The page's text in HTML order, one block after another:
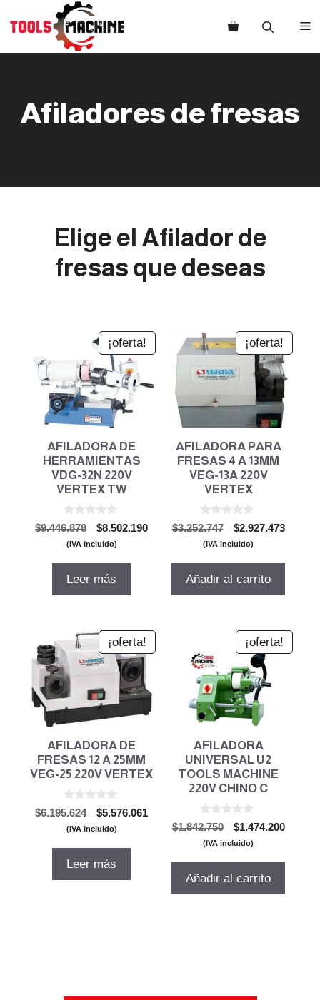
Afiladores de fresas
Elige el Afilador de
fresas que deseas
¡oferta!
AFILADORA DE
HERRAMIENTAS
VDG-32N 220V
VERTEX TW
0
d
e
$9.446.878
El
precio
era:
$8.502.190El
(IVA incluido)
Leer más
¡oferta!
AFILADORA PARA
FRESAS 4 A 13MM
VEG-13A 220V
VERTEX
0
d
e
$3.252.747
El
precio
$2.927.473El
(IVA incluido)
Añadir al carrito
¡oferta!
AFILADORA DE
FRESAS 12 A 25MM
VEG-25 220V VERTEX
0
d
e
$6.195.624
El
precio
era:
$5.576.061
precio
$5.576.061.
(IVA incluido)
Leer más
¡oferta!
AFILADORA
UNIVERSAL U2
TOOLS MACHINE
220V CHINO C
0
d
e
$1.842.750
El
precio
$1.474.200El
(IVA incluido)
Añadir al carrito